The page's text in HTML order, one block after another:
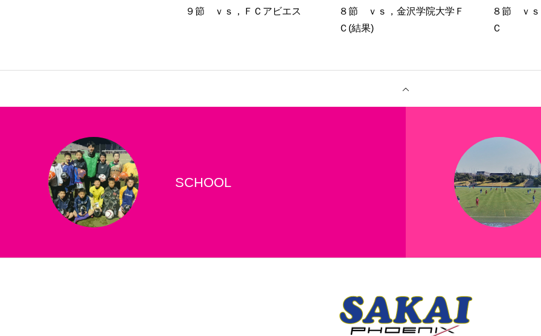
９節 ｖｓ，ＦＣアビエス
８節 ｖｓ，金沢学院大学Ｆ
Ｃ(結果)
８節 ｖｓ
Ｃ
SCHOOL